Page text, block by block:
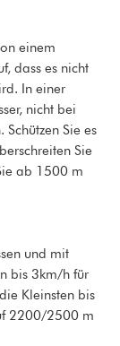
einem
dass es nicht
In einer
nicht bei
Sie es
Sie
ab 1500 m
und mit
bis 3km/h für
Kleinsten bis
2200/2500 m